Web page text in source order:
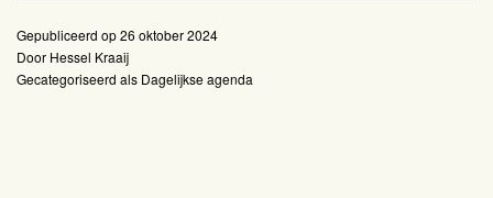
Gepubliceerd op26 oktober 2024
Door Hessel Kraaij
Gecategoriseerd als Dagelijkse agenda